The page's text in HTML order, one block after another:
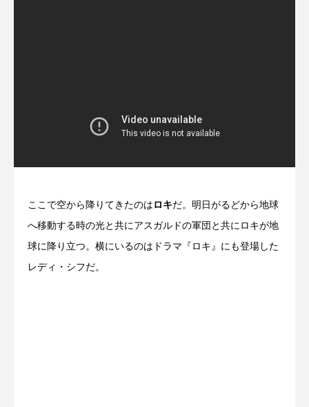
ここで空から降りてきたのは ロキだ。明日がるどから地球
へ移動する時の光と共にアスガルドの軍団と共にロキが地
球に降り立つ。横にいるのはドラマ『ロキ』にも登場した
レディ・シフだ。